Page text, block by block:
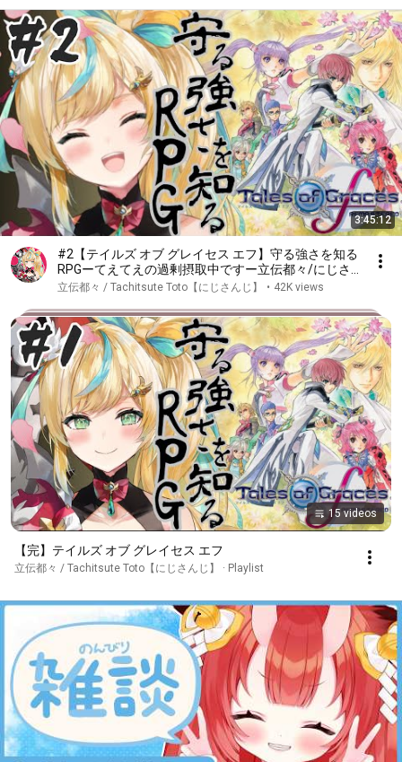
3:45:12
#2【テイルズ オブ グレイセス エフ】守る強さを知る
RPGーてえてえの過剰摂取中ですー立伝都々/にじさ
んじ】
立伝都々 / Tachitsute Toto【にじさんじ】 • 42K views
15 videos
【完】テイルズ オブ グレイセス エフ
立伝都々 / Tachitsute Toto【にじさんじ】 · Playlist